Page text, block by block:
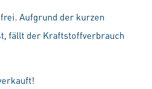
Aufgrund der kurzen
fällt der Kraftstoffverbrauch